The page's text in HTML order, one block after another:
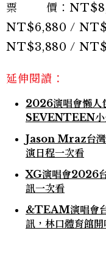
票 價：
NT$6,880 /
NT$3,880 /
延伸閱讀：
2026演唱會懶人
SEVENTEEN小
Jason Mraz台灣
演日程一次看
XG演唱會2026
訊一次看
&TEAM演唱會
訊，林口體育館開